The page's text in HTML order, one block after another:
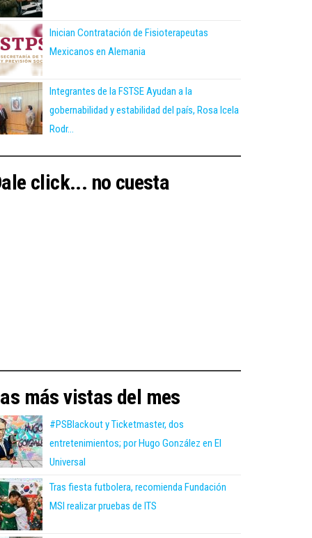
Inician Contratación de Fisioterapeutas
Mexicanos en Alemania
Integrantes de la FSTSE Ayudan a la
gobernabilidad y estabilidad del país, Rosa Icela
Rodr...
click... no cuesta
más vistas del mes
#PSBlackout y Ticketmaster, dos
entretenimientos; por Hugo González en El
Universal
Tras fiesta futbolera, recomienda Fundación
MSI realizar pruebas de ITS